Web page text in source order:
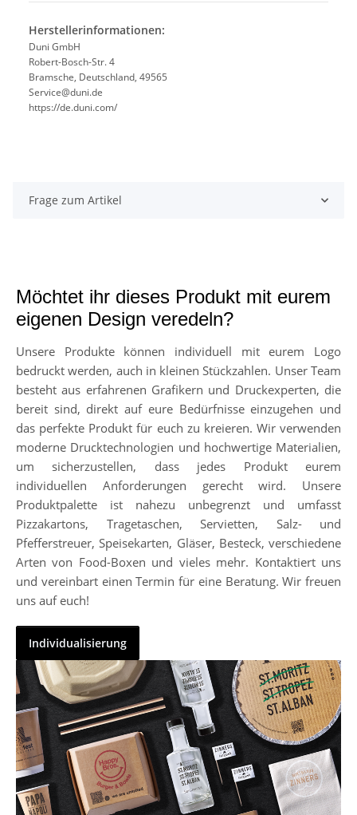
Herstellerinformationen:
Duni GmbH
Robert-Bosch-Str. 4
Bramsche, Deutschland, 49565
Service@duni.de
https://de.duni.com/
Frage zum Artikel
Möchtet ihr dieses Produkt mit eurem
eigenen Design veredeln?
Unsere Produkte können individuell mit eurem Logo
bedruckt werden, auch in kleinen Stückzahlen. Unser Team
besteht aus erfahrenen Grafikern und Druckexperten, die
bereit sind, direkt auf eure Bedürfnisse einzugehen und
das perfekte Produkt für euch zu kreieren. Wir verwenden
moderne Drucktechnologien und hochwertige Materialien,
um sicherzustellen, dass jedes Produkt eurem
individuellen Anforderungen gerecht wird. Unsere
Produktpalette ist nahezu unbegrenzt und umfasst
Pizzakartons, Tragetaschen, Servietten, Salz- und
Pfefferstreuer, Speisekarten, Gläser, Besteck, verschiedene
Arten von Food-Boxen und vieles mehr. Kontaktiert uns
und vereinbart einen Termin für eine Beratung. Wir freuen
uns auf euch!
Individualisierung